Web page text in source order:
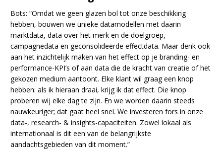
Bots: “Omdat we geen glazen bol tot onze beschikking
hebben, bouwen we unieke datamodellen met daarin
marktdata, data over het merk en de doelgroep,
campagnedata en geconsolideerde effectdata. Maar denk ook
aan het inzichtelijk maken van het effect op je branding- en
performance-KPI’s of aan data die de kracht van creatie of het
gekozen medium aantoont. Elke klant wil graag een knop
hebben: als ik hieraan draai, krijg ik dat effect. Die knop
proberen wij elke dag te zijn. En we worden daarin steeds
nauwkeuriger; dat gaat heel snel. We investeren fors in onze
data-, research- & insights-capaciteiten. Zowel lokaal als
internationaal is dit een van de belangrijkste
aandachtsgebieden van dit moment.”